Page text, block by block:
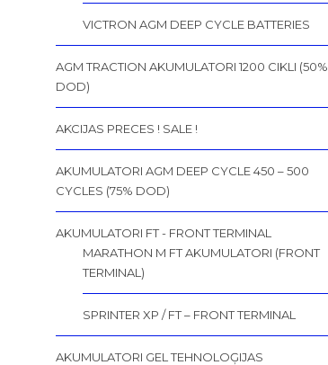
VICTRON AGM DEEP CYCLE BATTERIES
AGM TRACTION AKUMULATORI 1200 CIKLI (50%
DOD)
AKCIJAS PRECES ! SALE !
AKUMULATORI AGM DEEP CYCLE 450 – 500
CYCLES (75% DOD)
AKUMULATORI FT - FRONT TERMINAL
MARATHON M FT AKUMULATORI (FRONT
TERMINAL)
SPRINTER XP / FT – FRONT TERMINAL
AKUMULATORI GEL TEHNOLOĢIJAS